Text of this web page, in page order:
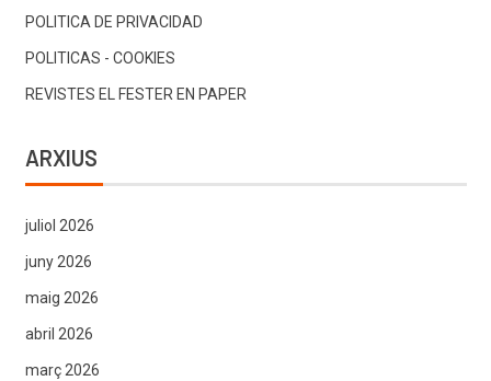
POLITICA DE PRIVACIDAD
POLITICAS - COOKIES
REVISTES EL FESTER EN PAPER
ARXIUS
juliol 2026
juny 2026
maig 2026
abril 2026
març 2026